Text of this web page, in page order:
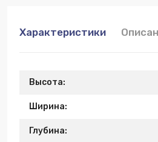
Характеристики
Высота:
Ширина:
Глубина: